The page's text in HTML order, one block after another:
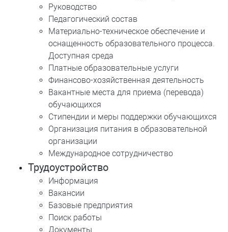
Руководство
Педагогический состав
Материально-техническое обеспечение и
оснащенность образовательного процесса.
Доступная среда
Платные образовательные услуги
Финансово-хозяйственная деятельность
Вакантные места для приема (перевода)
обучающихся
Стипендии и меры поддержки обучающихся
Организация питания в образовательной
организации
Международное сотрудничество
Трудоустройство
Информация
Вакансии
Базовые предприятия
Поиск работы
Документы